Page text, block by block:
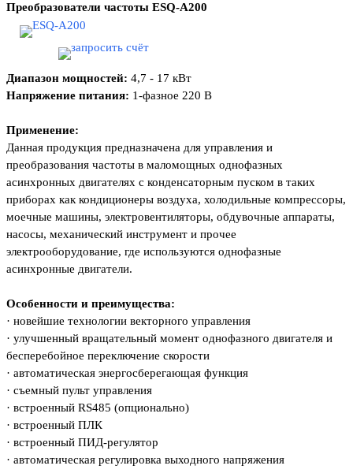
Преобразователи частоты ESQ-A200
Диапазон мощностей: 4,7 - 17 кВт
Напряжение питания: 1-фазное 220 В
Применение:
Данная продукция предназначена для управления и
преобразования частоты в маломощных однофазных
асинхронных двигателях с конденсаторным пуском в таких
приборах как кондиционеры воздуха, холодильные компрессоры,
моечные машины, электровентиляторы, обдувочные аппараты,
насосы, механический инструмент и прочее
электрооборудование, где используются однофазные
асинхронные двигатели.
Особенности и преимущества:
· новейшие технологии векторного управления
· улучшенный вращательный момент однофазного двигателя и
бесперебойное переключение скорости
· автоматическая энергосберегающая функция
· съемный пульт управления
· встроенный RS485 (опционально)
· встроенный ПЛК
· встроенный ПИД-регулятор
· автоматическая регулировка выходного напряжения